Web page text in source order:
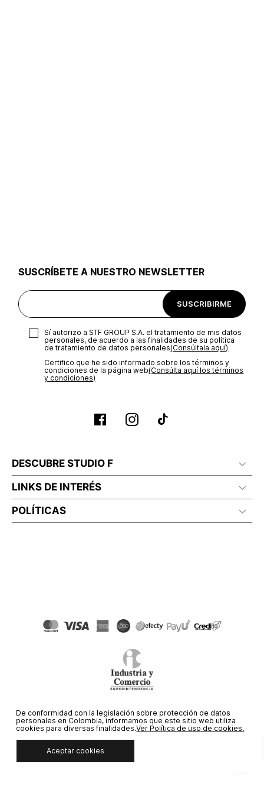
SUSCRÍBETE A NUESTRO NEWSLETTER
SUSCRIBIRME
Sí autorizo a STF GROUP S.A. el tratamiento de mis datos
personales, de acuerdo a las finalidades de su política
de tratamiento de datos personales‎(Consúltala aquí)
Certifico que he sido informado sobre los términos y
condiciones de la página web‎(Consúlta aquí los términos
y condiciones)
DESCUBRE STUDIO F
LINKS DE INTERÉS
POLÍTICAS
© COPYRIGHT 2020 STF GROUP S.A. TODOS LOS DERECHOS
RESERVADOS.
De conformidad con la legislación sobre protección de datos
personales en Colombia, informamos que este sitio web utiliza
cookies para diversas finalidades.Ver Política de uso de cookies.
Aceptar cookies